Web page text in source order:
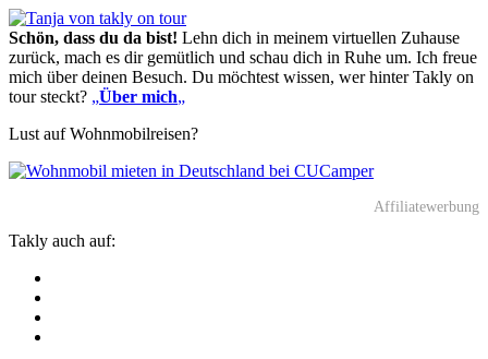
Schön, dass du da bist! Lehn dich in meinem virtuellen Zuhause
zurück, mach es dir gemütlich und schau dich in Ruhe um. Ich freue
mich über deinen Besuch. Du möchtest wissen, wer hinter Takly on
tour steckt? „Über mich„
Lust auf Wohnmobilreisen?
Affiliatewerbung
Takly auch auf: